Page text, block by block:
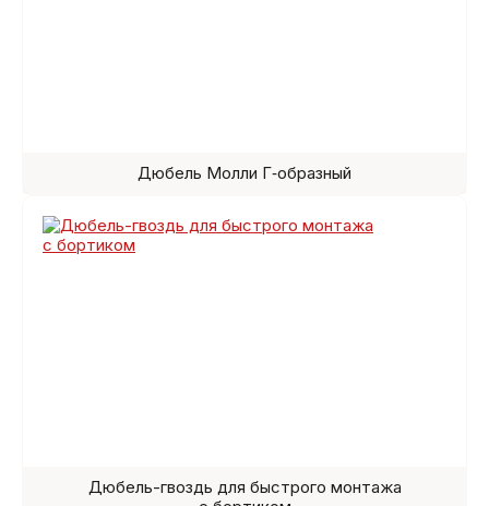
Дюбель Молли Г‑образный
Дюбель-гвоздь для быстрого монтажа